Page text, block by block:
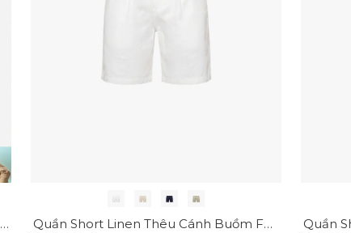
Quần Short Signature Stripe Form Straight QS088
Quần Short Linen Thêu Cánh Buồm Form Straight QS087
Quần